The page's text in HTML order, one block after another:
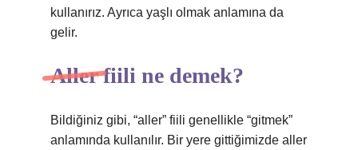
kullanırız. Ayrıca yaşlı olmak anlamına da
gelir.
Aller fiili ne demek?
Bildiğiniz gibi, “aller” fiili genellikle “gitmek”
anlamında kullanılır. Bir yere gittiğimizde aller